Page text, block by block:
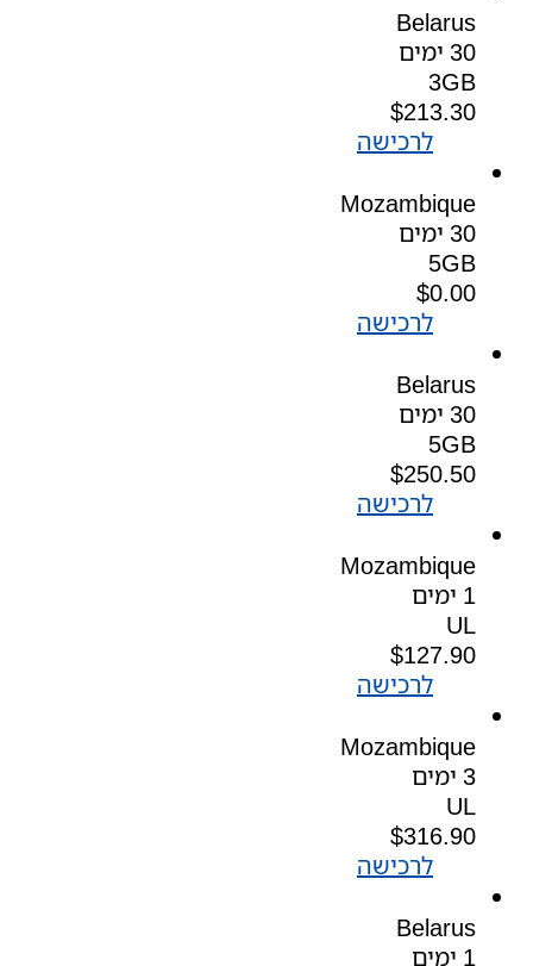
Belarus
30 ימים
3GB
$213.30
לרכישה
Mozambique
30 ימים
5GB
$0.00
לרכישה
Belarus
30 ימים
5GB
$250.50
לרכישה
Mozambique
1 ימים
UL
$127.90
לרכישה
Mozambique
3 ימים
UL
$316.90
לרכישה
Belarus
1 ימים